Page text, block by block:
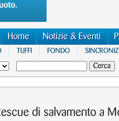
Home Notizie & Eventi
TUFFI FONDO
di salvamento a